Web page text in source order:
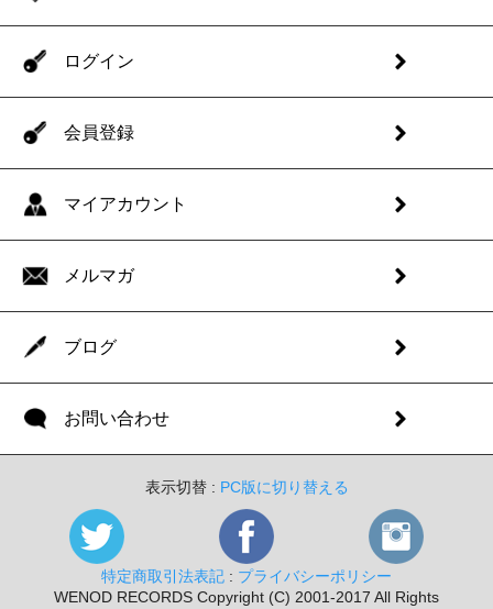
ログイン
会員登録
マイアカウント
メルマガ
ブログ
お問い合わせ
表示切替 : PC版に切り替える
特定商取引法表記 : プライバシーポリシー
WENOD RECORDS Copyright (C) 2001-2017 All Rights